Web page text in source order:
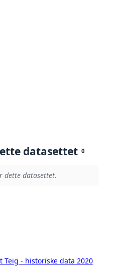
datasettet 0
dette datasettet.
Teig - historiske data 2020